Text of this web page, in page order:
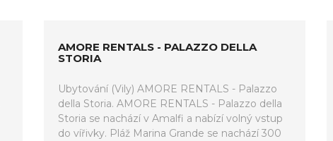
AMORE RENTALS - PALAZZO DELLA
STORIA
Ubytování (Vily) AMORE RENTALS - Palazzo
della Storia. AMORE RENTALS - Palazzo della
Storia se nachází v Amalfi a nabízí volný vstup
do vířivky. Pláž Marina Grande se nachází 300